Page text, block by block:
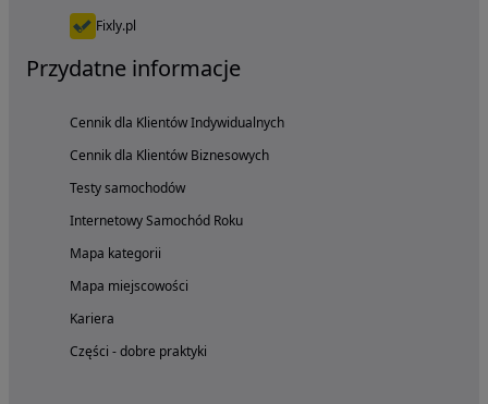
Fixly.pl
Przydatne informacje
Cennik dla Klientów Indywidualnych
Cennik dla Klientów Biznesowych
Testy samochodów
Internetowy Samochód Roku
Mapa kategorii
Mapa miejscowości
Kariera
Części - dobre praktyki